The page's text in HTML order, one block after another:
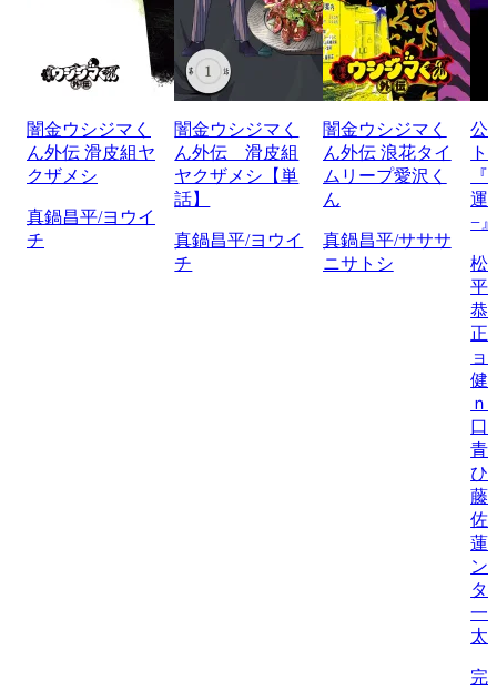
闇金ウシジマく
ん外伝 滑皮組ヤ
クザメシ
真鍋昌平/ヨウイ
チ
闇金ウシジマく
ん外伝 滑皮組
ヤクザメシ【単
話】
真鍋昌平/ヨウイ
チ
闇金ウシジマく
ん外伝 浪花タイ
ムリープ愛沢く
ん
真鍋昌平/サササ
ニサトシ
公
運
−
松
平/
恭/
正
ョ
健
ｎ
口
青
ひ
藤
佐
蓮
ン
タ
一/
太
完